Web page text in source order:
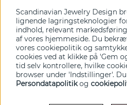
Scandinavian Jewelry Design
lignende lagringsteknologier
indhold, relevant
af vores hjemmeside. Du
vores cookiepolitik og
cookies ved at klikke på 'Gem
tid selv kontrollere, hvilke
browser under 'Indstillinger'.
Persondatapolitikog